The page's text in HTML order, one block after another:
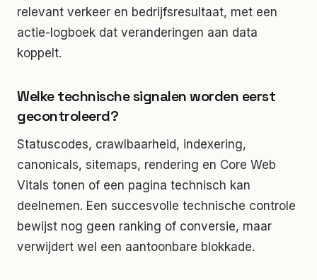
relevant verkeer en bedrijfsresultaat, met een
actie-logboek dat veranderingen aan data
koppelt.
Welke technische signalen worden eerst
gecontroleerd?
Statuscodes, crawlbaarheid, indexering,
canonicals, sitemaps, rendering en Core Web
Vitals tonen of een pagina technisch kan
deelnemen. Een succesvolle technische controle
bewijst nog geen ranking of conversie, maar
verwijdert wel een aantoonbare blokkade.